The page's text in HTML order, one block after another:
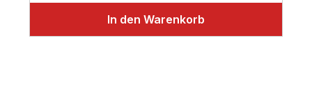
In den Warenkorb